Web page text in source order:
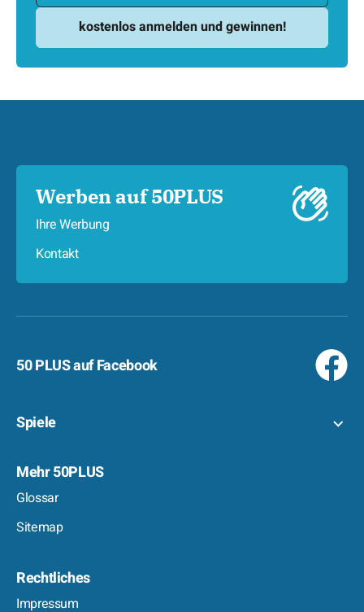
Werben auf 50PLUS
Ihre Werbung
Kontakt
50 PLUS auf Facebook
Spiele
Mehr 50PLUS
Glossar
Sitemap
Rechtliches
Impressum